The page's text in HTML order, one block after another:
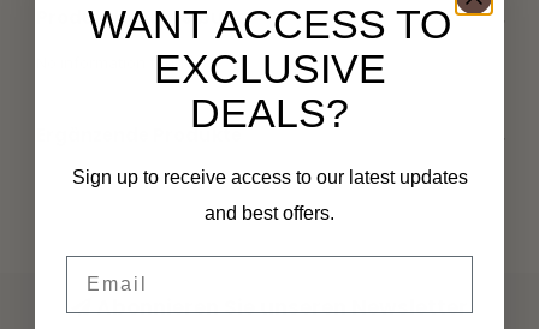
Produktbeschreibung
No information found
Ergänzende Produkte
Abonnieren Sie unseren Newsletter
WANT ACCESS TO
EXCLUSIVE
DEALS?
Sign up to receive access to our latest updates
and best offers.